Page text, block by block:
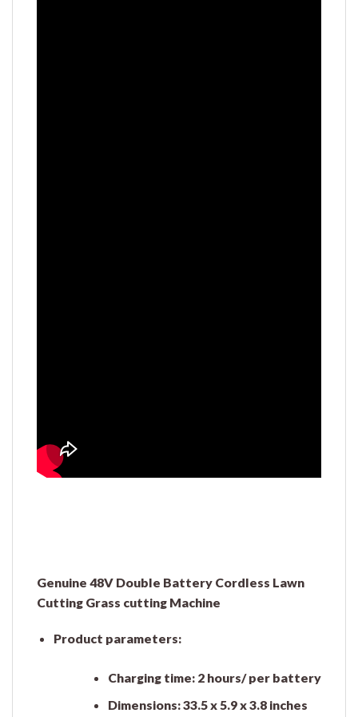
Genuine 48V Double Battery Cordless Lawn
Cutting Grass cutting Machine
Product parameters:
Charging time: 2 hours/ per battery
Dimensions: 33.5 x 5.9 x 3.8 inches